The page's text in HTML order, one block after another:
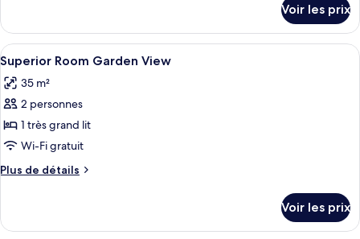
le
type
de
chambre
Chambre
Voir les prix
Afficher
toutes
les
photos
pour
ce
type
de
Superior
Une chambre moderne avec un lit,
7
Superior Room Garden View
35 m²
2 personnes
1 très grand lit
Wi-Fi gratuit
Plus de détails
Plus
le
Voir les prix